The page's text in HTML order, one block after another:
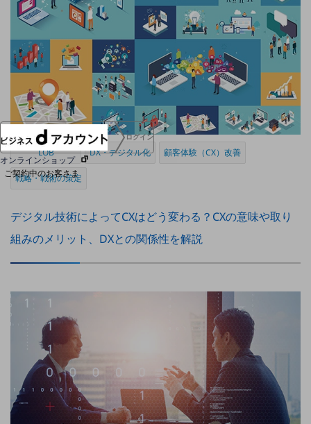
人材育成制度
広告・協賛
協賛
NTTドコモグループ
ログイン
オンラインショップ
ご契約中のお客さま
サービス別サポート情報
Web明細(ビリングステーション)
料金分析(ご利用料金管理サービス)
LOB DX・デジタル化 顧客体験（CX）改善
戦略・戦術の策定
デジタル技術によってCXはどう変わる？CXの意味や取り
組みのメリット、DXとの関係性を解説